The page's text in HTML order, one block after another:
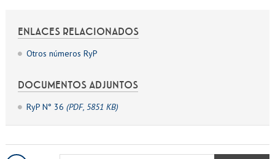
ENLACES RELACIONADOS
Otros números RyP
DOCUMENTOS ADJUNTOS
RyP N° 36 (PDF, 5851 KB)